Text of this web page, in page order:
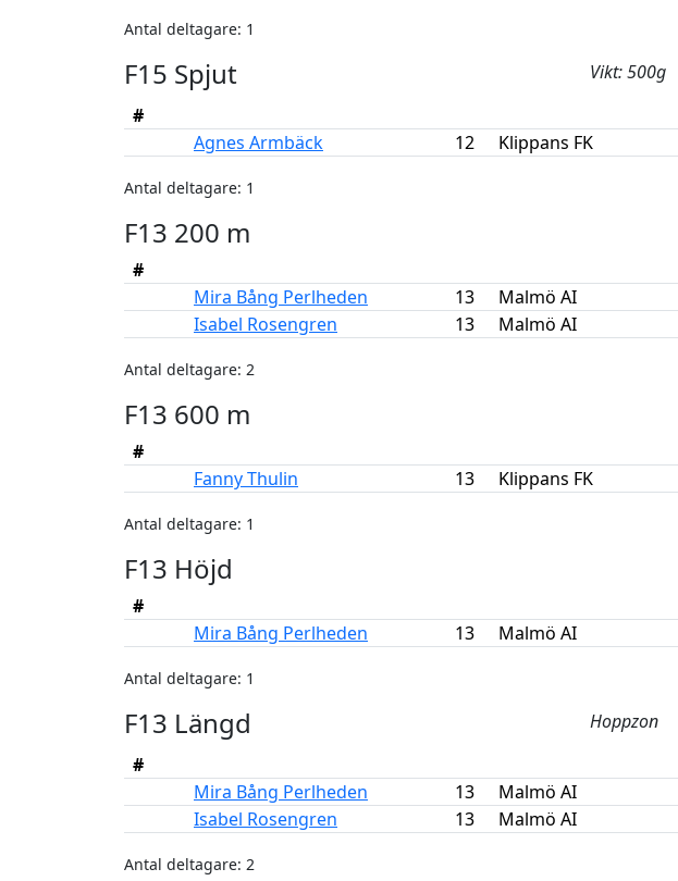
Antal deltagare: 1
F15 Spjut
Vikt: 500g
#
Agnes Armbäck 12 Klippans FK
Antal deltagare: 1
F13 200 m
#
Mira Bång Perlheden 13 Malmö AI
Isabel Rosengren 13 Malmö AI
Antal deltagare: 2
F13 600 m
#
Fanny Thulin 13 Klippans FK
Antal deltagare: 1
F13 Höjd
#
Mira Bång Perlheden 13 Malmö AI
Antal deltagare: 1
F13 Längd
Hoppzon
#
Mira Bång Perlheden 13 Malmö AI
Isabel Rosengren 13 Malmö AI
Antal deltagare: 2